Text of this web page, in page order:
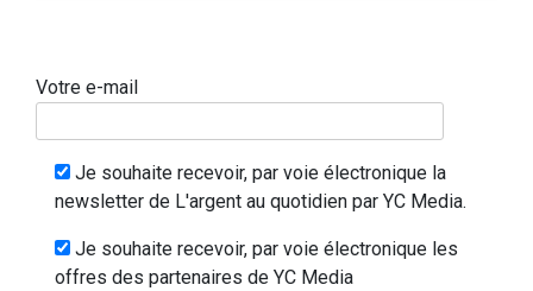
Votre e-mail
Je souhaite recevoir, par voie électronique la
newsletter de L'argent au quotidien par YC Media.
Je souhaite recevoir, par voie électronique les
offres des partenaires de YC Media